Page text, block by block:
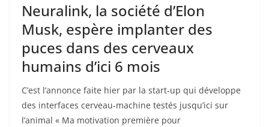
Neuralink, la société d’Elon
Musk, espère implanter des
puces dans des cerveaux
humains d’ici 6 mois
C’est l’annonce faite hier par la start-up qui développe
des interfaces cerveau-machine testés jusqu’ici sur
l’animal « Ma motivation première pour